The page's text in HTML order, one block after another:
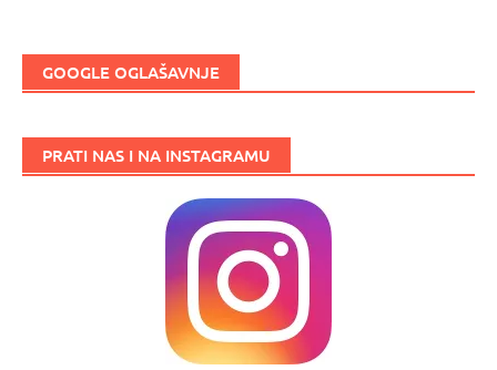
GOOGLE OGLAŠAVNJE
PRATI NAS I NA INSTAGRAMU